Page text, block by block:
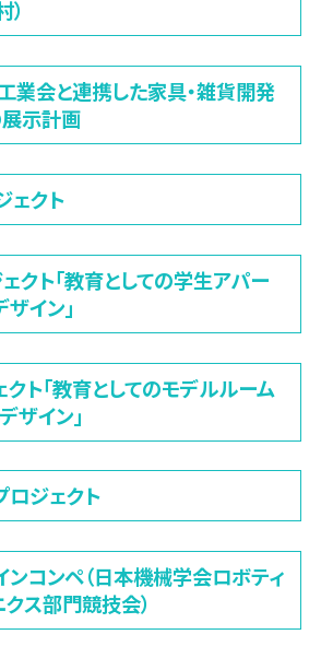
業会と連携した家具・雑貨開発
示計画
ェクト
クト「教育としての学生アパー
イン」
ト「教育としてのモデルルーム
ザイン」
ロジェクト
ンコンペ（日本機械学会ロボティ
ス部門競技会）